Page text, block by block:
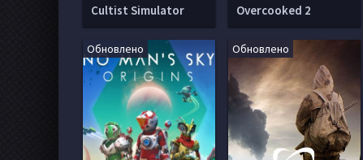
Cultist Simulator Overcooked 2
Обновлено Обновлено